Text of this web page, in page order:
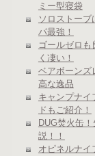
ミー型寝袋
ソロストーブ
パ最強！
ゴールゼロも
く凄い！
ベアボーンズ
高な逸品
キャンプナイ
ドもご紹介！
DUG焚火缶
説！！
オピネルナイ